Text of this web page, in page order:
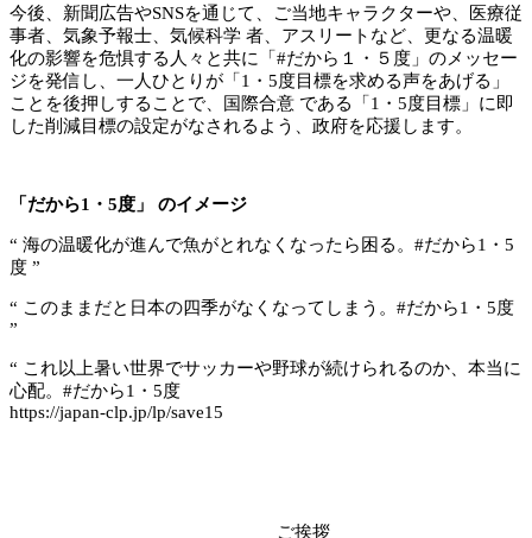
今後、新聞広告やSNSを通じて、ご当地キャラクターや、医療従
事者、気象予報士、気候科学 者、アスリートなど、更なる温暖
化の影響を危惧する人々と共に「#だから１・５度」のメッセー
ジを発信し、一人ひとりが「1・5度目標を求める声をあげる」
ことを後押しすることで、国際合意 である「1・5度目標」に即
した削減目標の設定がなされるよう、政府を応援します。
「だから1・5度」 のイメージ
“ 海の温暖化が進んで魚がとれなくなったら困る。#だから1・5
度 ”
“ このままだと日本の四季がなくなってしまう。#だから1・5度
”
“ これ以上暑い世界でサッカーや野球が続けられるのか、本当に
心配。#だから1・5度
https://japan-clp.jp/lp/save15
ご挨拶